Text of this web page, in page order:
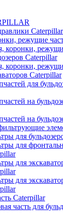
Caterpillar
режущие
коронки,
Caterpillar
коронки,
Caterpillar
для
на
на
для
для
для
для
Caterpillar
часть для